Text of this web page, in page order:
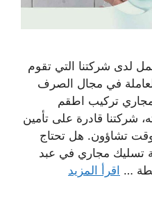
لدى شركتنا التي تقوم
في مجال الصرف
تركيب اطقم
شركتنا قادرة على تأمين
تشاؤون. هل تحتاج
مجاري في عبد
… اقرأ المزيد